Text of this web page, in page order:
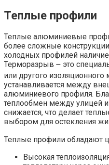
Теплые профили
Теплые алюминиевые
более сложные
холодных профилей
Терморазрыв ౼ это
или другого изоляционного
устанавливается между
алюминиевого профиля.
теплообмен между улицей
снижается, что делает
выбором для остекления
Теплые профили обладают
Высокая